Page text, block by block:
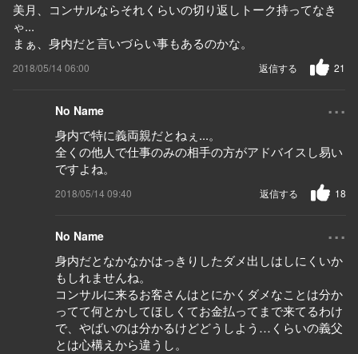
美月、コンサルならそれくらいの切り返しトーク持ってなき
ゃ...
まぁ、身内だと言いづらい事もあるのかな。
2018/05/14 06:00 21
返信する
No Name ...
身内で特に義両親だとねぇ...。
全くの他人で仕事のみの相手の方がアドバイスし易い
ですよね。
2018/05/14 09:40 18
返信する
No Name ...
身内だとなかなかはっきりしたダメ出しはしにくいか
もしれませんね。
コンサルに来るお客さんはとにかくダメなことは分か
ってて何とかしてほしくてお金払ってまで来てるわけ
で、やばいのは分かるけどどうしよう…くらいの義父
とは心構えから違うし。